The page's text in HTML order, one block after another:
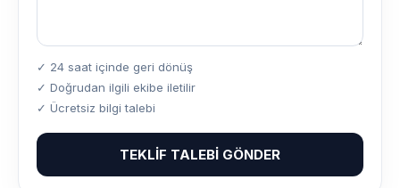
✓ 24 saat içinde geri dönüş
✓ Doğrudan ilgili ekibe iletilir
✓ Ücretsiz bilgi talebi
TEKLIF TALEBI GÖNDER